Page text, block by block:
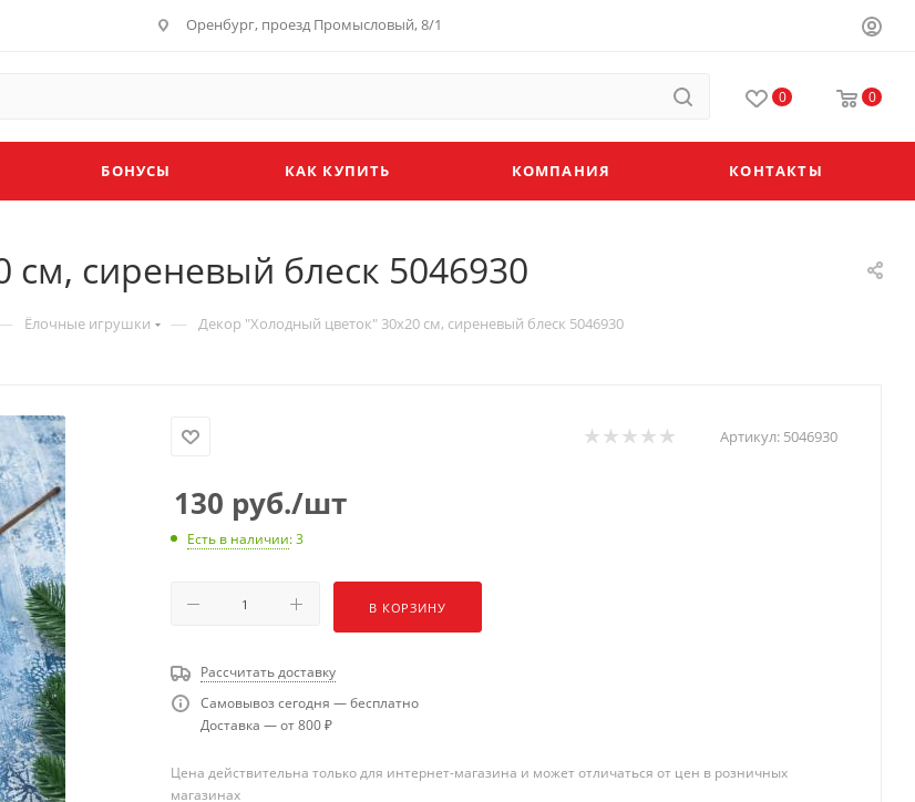
Оренбург, проезд Промысловый, 8/1
0 0
БОНУСЫ КАК КУПИТЬ КОМПАНИЯ КОНТАКТЫ
сиреневый блеск 5046930
Ёлочные игрушки — Декор "Холодный цветок" 30х20 см, сиреневый блеск 5046930
Артикул: 5046930
130 руб./шт
Есть в наличии: 3
В КОРЗИНУ
Рассчитать доставку
Самовывоз сегодня — бесплатно
Доставка — от 800 ₽
Цена действительна только для интернет-магазина и может отличаться от цен в розничных
магазинах